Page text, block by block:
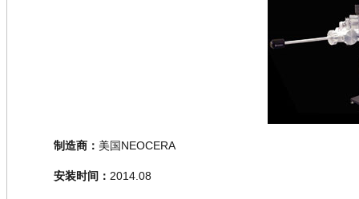
制造商： 美国NEOCERA
安装时间： 2014.08